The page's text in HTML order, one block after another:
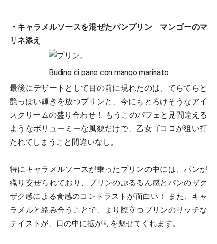
・キャラメルソースを混ぜたパンプリン マンゴーのマ
リネ添え
Budino di pane con mango marinato
最後にデザートとして目の前に現れたのは、てらてらと
艶っぽい輝きを放つプリンと、今にもとろけそうなアイ
スクリームの盛り合わせ！ もうこのパフェと見間違える
ようなボリューミーな風貌だけで、乙女ゴコロが狙い打
たれてしまうこと間違いなし。
特にキャラメルソースが乗ったプリンの中には、パンが
織り交ぜられており、プリンのぷるるん感とパンのザク
ザク感による食感のコントラストが面白い！ また、キャ
ラメルと絡み合うことで、より際立つプリンのリッチな
テイストが、口の中に拡がりを魅せてくれます。